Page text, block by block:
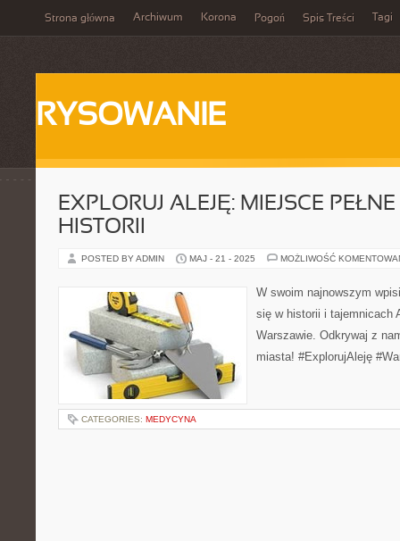
Strona główna Archiwum Korona Pogoń Spis Treści Tagi
RYSOWANIE
EXPLORUJ ALEJĘ: MIEJSCE
HISTORII
POSTED BY ADMIN MAJ - 21 - 2025 MOŻLIWOŚĆ
W swoim najnowszym
się w historii i tajemnicach
Warszawie. Odkrywaj z
miasta! #ExplorujAleję
CATEGORIES: MEDYCYNA